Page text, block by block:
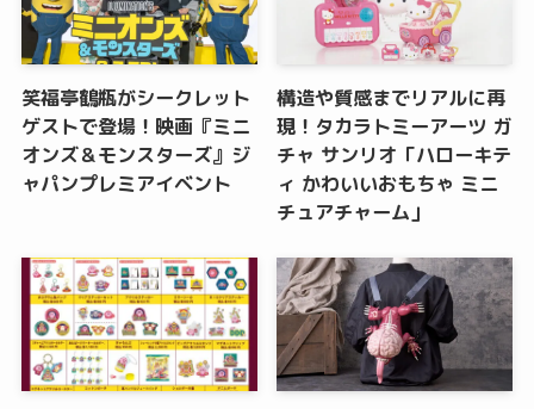
笑福亭鶴瓶がシークレット
ゲストで登場！映画『ミニ
オンズ＆モンスターズ』ジ
ャパンプレミアイベント
構造や質感までリアルに再
現！タカラトミーアーツ ガ
チャ サンリオ「ハローキテ
ィ かわいいおもちゃ ミニ
チュアチャーム」